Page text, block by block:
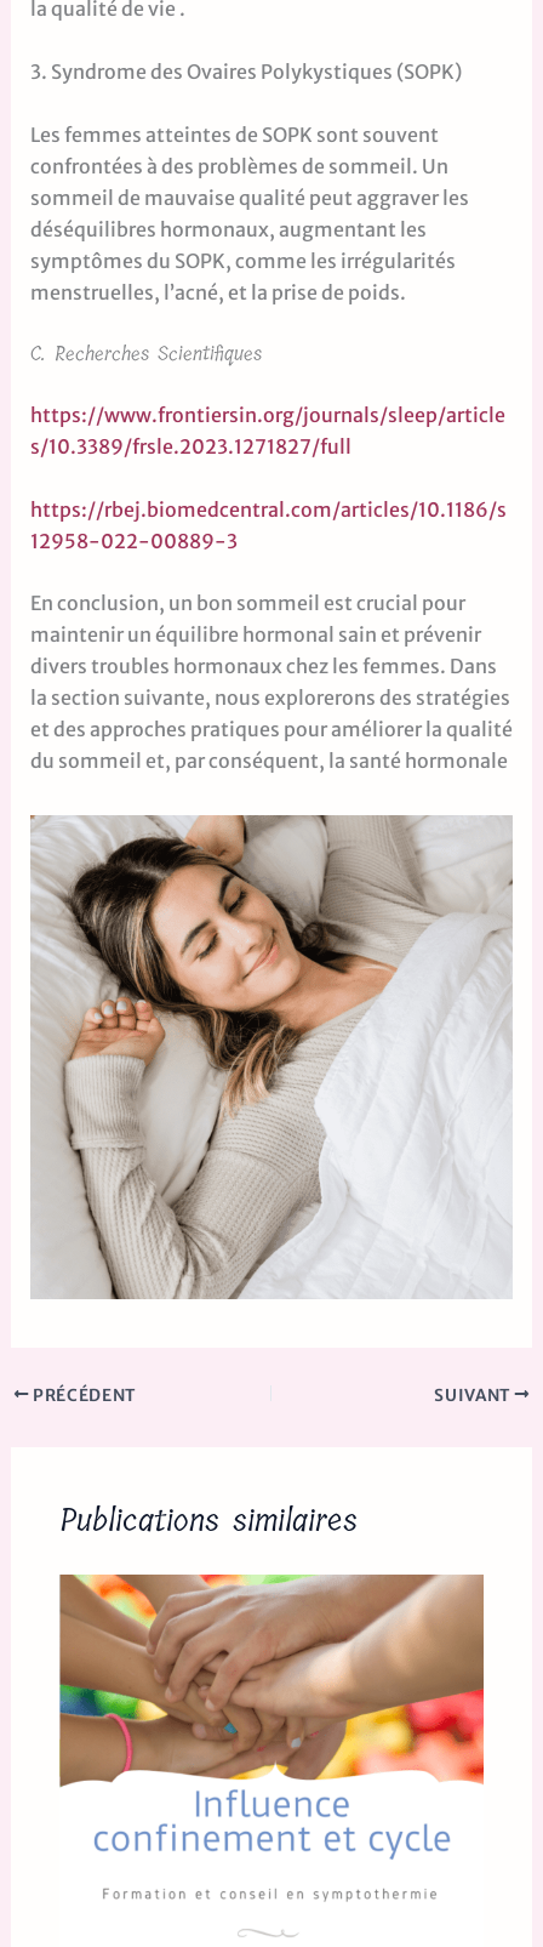
la qualité de vie .
3. Syndrome des Ovaires Polykystiques (SOPK)
Les femmes atteintes de SOPK sont souvent
confrontées à des problèmes de sommeil. Un
sommeil de mauvaise qualité peut aggraver les
déséquilibres hormonaux, augmentant les
symptômes du SOPK, comme les irrégularités
menstruelles, l’acné, et la prise de poids.
C. Recherches Scientifiques
https://www.frontiersin.org/journals/sleep/article
s/10.3389/frsle.2023.1271827/full
https://rbej.biomedcentral.com/articles/10.1186/s
12958-022-00889-3
En conclusion, un bon sommeil est crucial pour
maintenir un équilibre hormonal sain et prévenir
divers troubles hormonaux chez les femmes. Dans
la section suivante, nous explorerons des stratégies
et des approches pratiques pour améliorer la qualité
du sommeil et, par conséquent, la santé hormonale
PRÉCÉDENT SUIVANT
Publications similaires